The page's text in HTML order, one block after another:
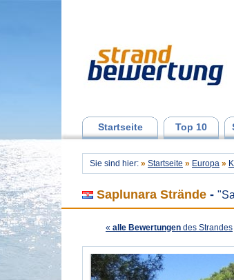
Startseite Top 10
Sie sind hier: » Startseite » Europa »
Saplunara Strände -
« alle Bewertungen des Strandes